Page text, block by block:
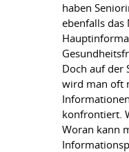
haben
ebenfalls das
Doch auf der
wird man oft
konfrontiert.
Woran kann